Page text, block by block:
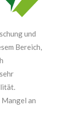
und
Bereich,
an